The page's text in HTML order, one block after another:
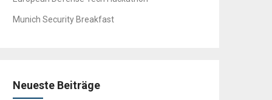
Munich Security Breakfast
Neueste Beiträge